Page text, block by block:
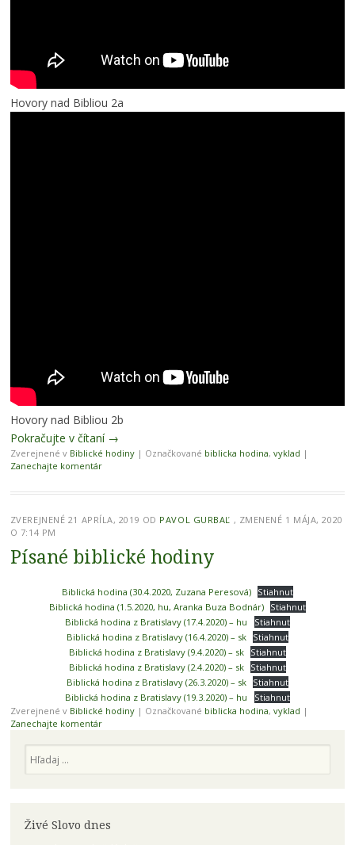
Hovory nad Bibliou 2a
Hovory nad Bibliou 2b
Pokračujte v čítaní →
Zverejnené v Biblické hodiny | Označkované biblicka hodina, vyklad |
Zanechajte komentár
ZVEREJNENÉ 21 APRÍLA, 2019 OD PAVOL GURBAĽ , ZMENENÉ 1 MÁJA, 2020
O 7:14 PM
Písané biblické hodiny
Biblická hodina (30.4.2020, Zuzana Peresová)
Stiahnuť
Biblická hodina (1.5.2020, hu, Aranka Buza Bodnár)
Stiahnuť
Biblická hodina z Bratislavy (17.4.2020) – hu
Stiahnuť
Biblická hodina z Bratislavy (16.4.2020) – sk
Stiahnuť
Biblická hodina z Bratislavy (9.4.2020) – sk
Stiahnuť
Biblická hodina z Bratislavy (2.4.2020) – sk
Stiahnuť
Biblická hodina z Bratislavy (26.3.2020) – sk
Stiahnuť
Biblická hodina z Bratislavy (19.3.2020) – hu
Stiahnuť
Zverejnené v Biblické hodiny | Označkované biblicka hodina, vyklad |
Zanechajte komentár
Živé Slovo dnes